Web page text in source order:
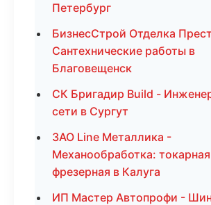
Петербург
БизнесСтрой Отделка
Сантехнические работы в
Благовещенск
СК Бригадир Build -
сети в Сургут
ЗАО Line Металлика -
Механообработка:
фрезерная в Калуга
ИП Мастер Автопрофи -